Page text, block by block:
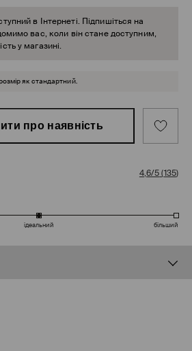
в Інтернеті. Підпишіться на
вас, коли він стане доступним,
у магазині.
як стандартний.
про наявність
4,6/5(135)
ідеальний більший